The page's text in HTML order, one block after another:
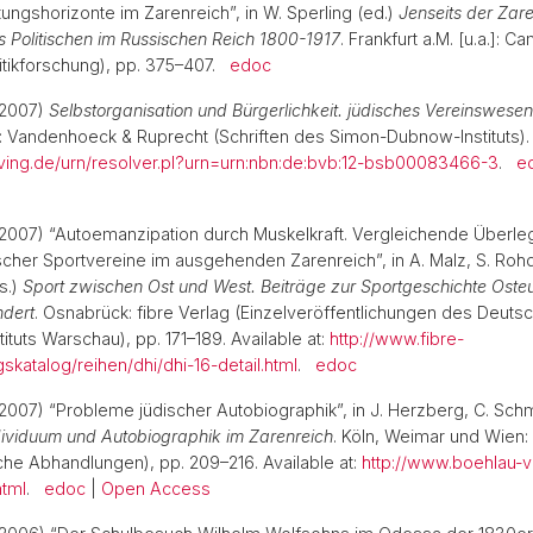
im Zarenreich”, in W. Sperling (ed.) Jenseits der
Politischen im Russischen Reich 1800-1917. Frankfurt a.M. [u.a.]:
pp. 375–407. edoc
Selbstorganisation und Bürgerlichkeit. jüdisches
Vandenhoeck & Ruprecht (Schriften des Simon-Dubnow-Instituts).
urn/resolver.pl?urn=urn:nbn:de:bvb:12-bsb00083466-3.
“Autoemanzipation durch Muskelkraft. Vergleichende
Sportvereine im ausgehenden Zarenreich”, in A. Malz, S.
Sport zwischen Ost und West. Beiträge zur Sportgeschichte
. Osnabrück: fibre Verlag (Einzelveröffentlichungen des
Warschau), pp. 171–189. Available at: http://www.fibre-
reihen/dhi/dhi-16-detail.html. edoc
“Probleme jüdischer Autobiographik”, in J. Herzberg, C.
und Autobiographik im Zarenreich. Köln, Weimar und
Abhandlungen), pp. 209–216. Available at: http://www.boehlau-
. edoc Open Access